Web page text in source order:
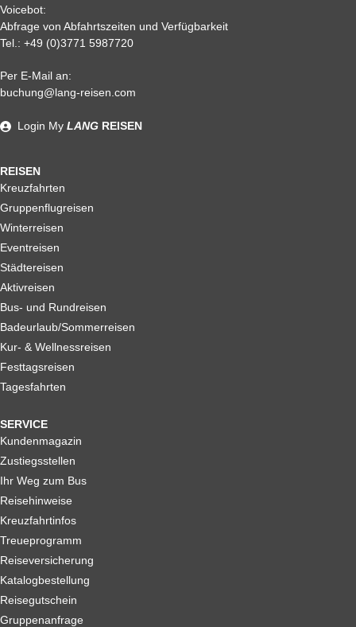
Alle weiteren Stronierungsbedingungen entnehmen Sie bitte
unseren AGB. Wir empfehlen Ihnen den Abschluss einer
Reiserücktrittskostenversicherung
Voicebot:
Abfrage von Abfahrtszeiten und Verfügbarkeit
Tel.: +49 (0)3771 5987720
Per E-Mail an:
buchung@lang-reisen.com
REISEN
Kreuzfahrten
Gruppenflugreisen
Winterreisen
Eventreisen
Städtereisen
Aktivreisen
Bus- und Rundreisen
Badeurlaub/Sommerreisen
Kur- & Wellnessreisen
Festtagsreisen
Tagesfahrten
SERVICE
Kundenmagazin
Zustiegsstellen
Ihr Weg zum Bus
Reisehinweise
Kreuzfahrtinfos
Treueprogramm
Reiseversicherung
Katalogbestellung
Reisegutschein
Gruppenanfrage
Login My LANG REISEN